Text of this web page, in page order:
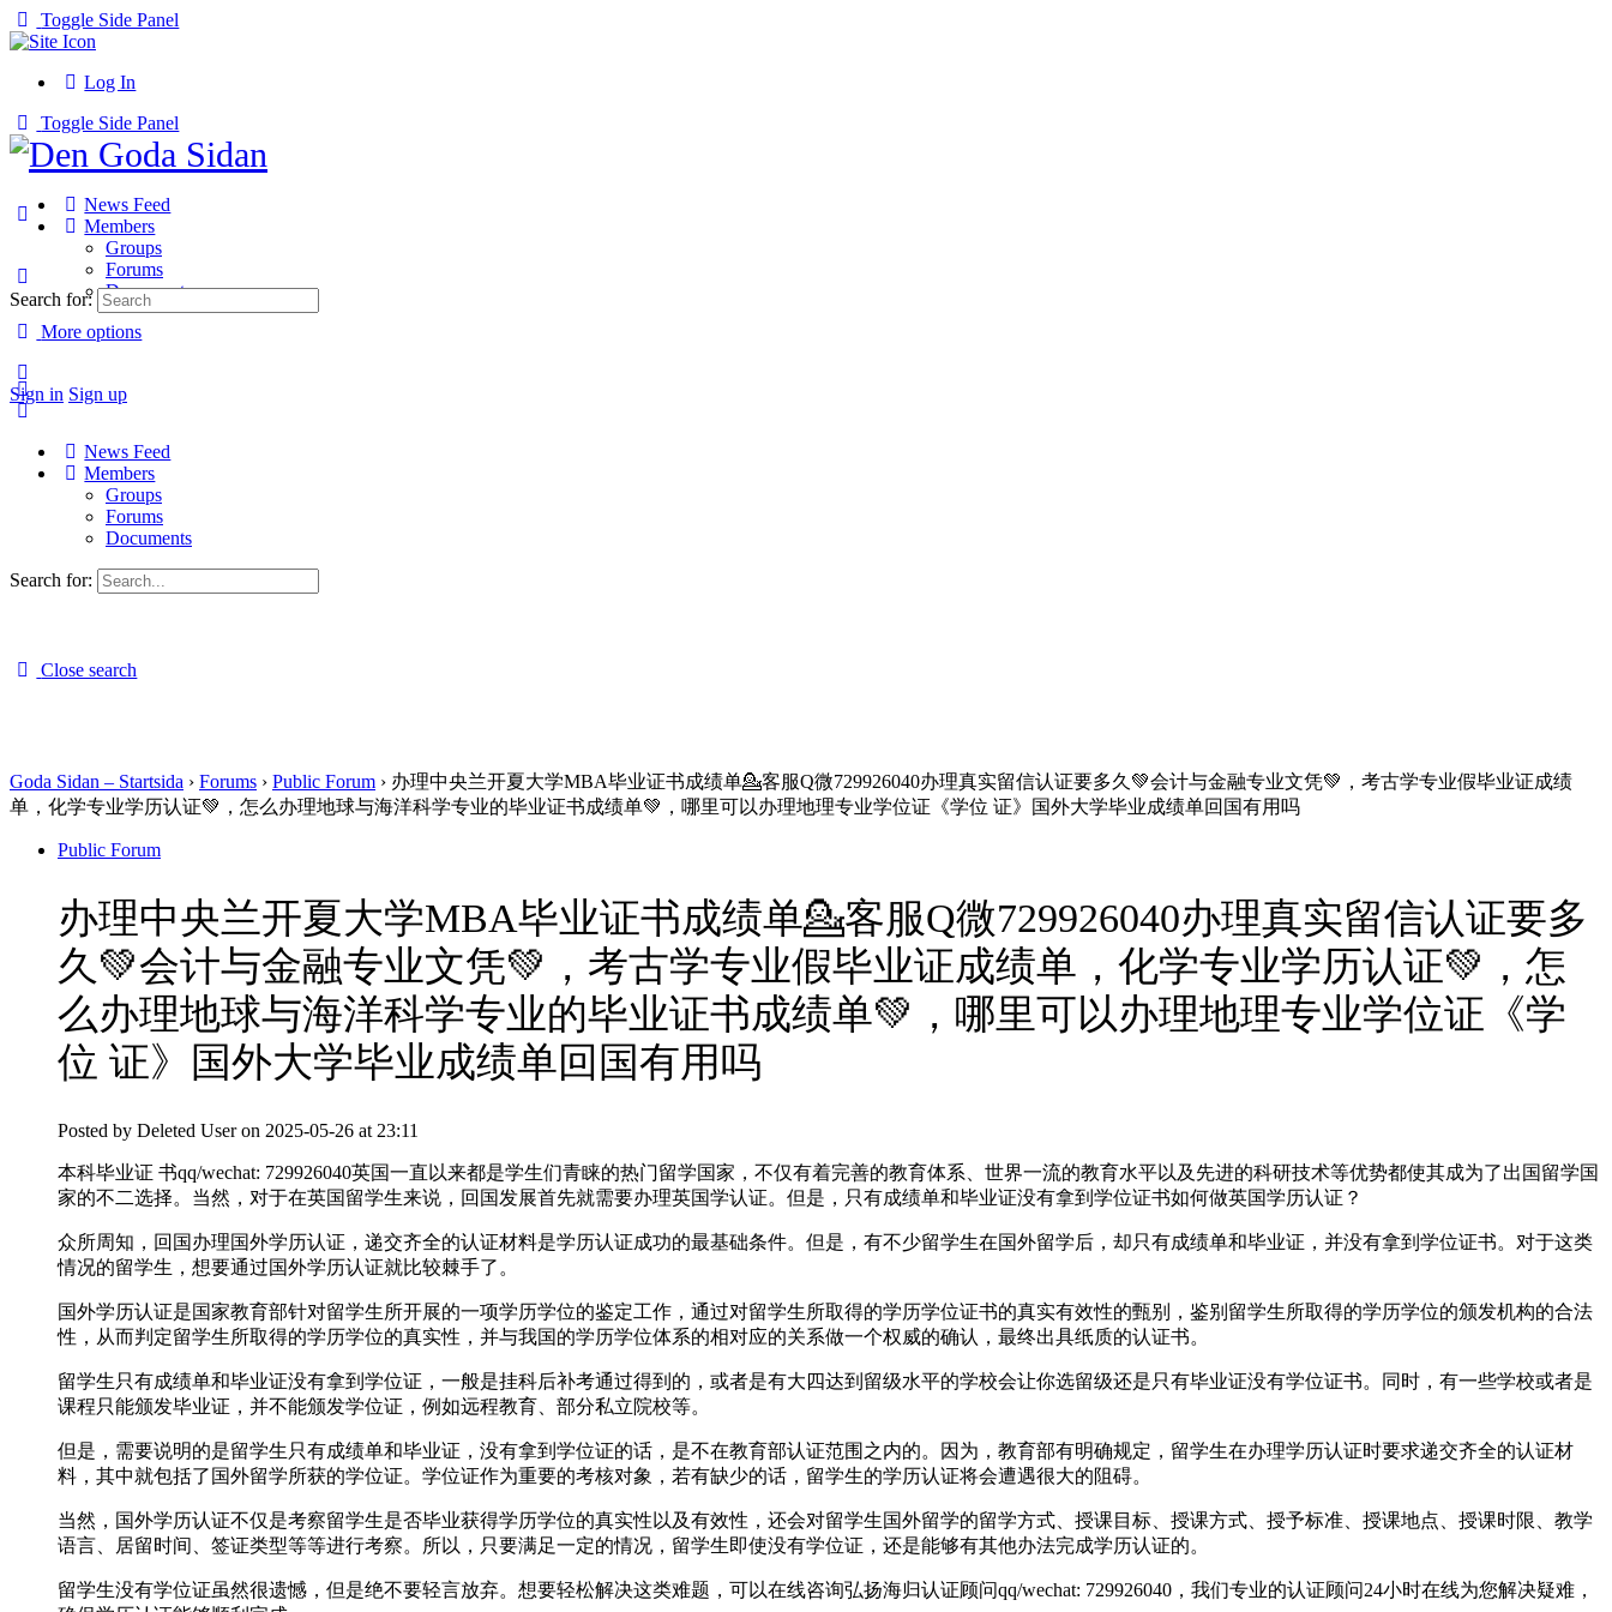
Toggle Side Panel
Log In
Toggle Side Panel
News Feed
Members
Groups
Forums
Documents
More options
Sign in Sign up
Search for:
News Feed
Members
Groups
Forums
Documents
Search for:
Close search
Goda Sidan – Startsida › Forums › Public Forum › 办理中央兰开夏大学MBA毕业证书成绩单💁客服Q微729926040办理真实留信认证要多久💚会计与金融专业文凭💚，考古学专业假毕业证成绩
单，化学专业学历认证💚，怎么办理地球与海洋科学专业的毕业证书成绩单💚，哪里可以办理地理专业学位证《学位 证》国外大学毕业成绩单回国有用吗
Public Forum
办理中央兰开夏大学MBA毕业证书成绩单💁客服Q微729926040办理真实留信认证要多
久💚会计与金融专业文凭💚，考古学专业假毕业证成绩单，化学专业学历认证💚，怎
么办理地球与海洋科学专业的毕业证书成绩单💚，哪里可以办理地理专业学位证《学
位 证》国外大学毕业成绩单回国有用吗
Posted by Deleted User on 2025-05-26 at 23:11
本科毕业证 书qq/wechat: 729926040英国一直以来都是学生们青睐的热门留学国家，不仅有着完善的教育体系、世界一流的教育水平以及先进的科研技术等优势都使其成为了出国留学国
家的不二选择。当然，对于在英国留学生来说，回国发展首先就需要办理英国学认证。但是，只有成绩单和毕业证没有拿到学位证书如何做英国学历认证？
众所周知，回国办理国外学历认证，递交齐全的认证材料是学历认证成功的最基础条件。但是，有不少留学生在国外留学后，却只有成绩单和毕业证，并没有拿到学位证书。对于这类
情况的留学生，想要通过国外学历认证就比较棘手了。
国外学历认证是国家教育部针对留学生所开展的一项学历学位的鉴定工作，通过对留学生所取得的学历学位证书的真实有效性的甄别，鉴别留学生所取得的学历学位的颁发机构的合法
性，从而判定留学生所取得的学历学位的真实性，并与我国的学历学位体系的相对应的关系做一个权威的确认，最终出具纸质的认证书。
留学生只有成绩单和毕业证没有拿到学位证，一般是挂科后补考通过得到的，或者是有大四达到留级水平的学校会让你选留级还是只有毕业证没有学位证书。同时，有一些学校或者是
课程只能颁发毕业证，并不能颁发学位证，例如远程教育、部分私立院校等。
但是，需要说明的是留学生只有成绩单和毕业证，没有拿到学位证的话，是不在教育部认证范围之内的。因为，教育部有明确规定，留学生在办理学历认证时要求递交齐全的认证材
料，其中就包括了国外留学所获的学位证。学位证作为重要的考核对象，若有缺少的话，留学生的学历认证将会遭遇很大的阻碍。
当然，国外学历认证不仅是考察留学生是否毕业获得学历学位的真实性以及有效性，还会对留学生国外留学的留学方式、授课目标、授课方式、授予标准、授课地点、授课时限、教学
语言、居留时间、签证类型等等进行考察。所以，只要满足一定的情况，留学生即使没有学位证，还是能够有其他办法完成学历认证的。
留学生没有学位证虽然很遗憾，但是绝不要轻言放弃。想要轻松解决这类难题，可以在线咨询弘扬海归认证顾问qq/wechat: 729926040，我们专业的认证顾问24小时在线为您解决疑难，